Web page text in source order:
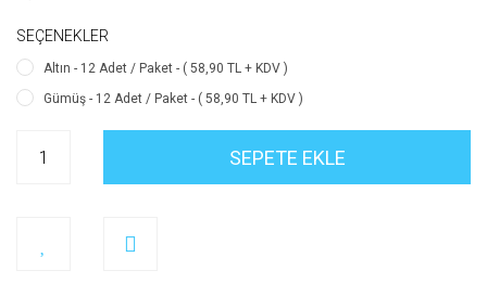
SEÇENEKLER
Altın - 12 Adet / Paket - ( 58,90 TL + KDV )
Gümüş - 12 Adet / Paket - ( 58,90 TL + KDV )
SEPETE EKLE